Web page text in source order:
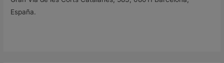
España.